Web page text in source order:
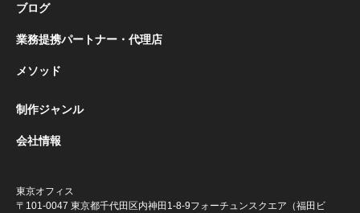
ブログ
業務提携パートナー・代理店
メソッド
制作ジャンル
会社情報
東京オフィス
〒101-0047 東京都千代田区内神田1-8-9フォーチュンスクエア（福田ビ